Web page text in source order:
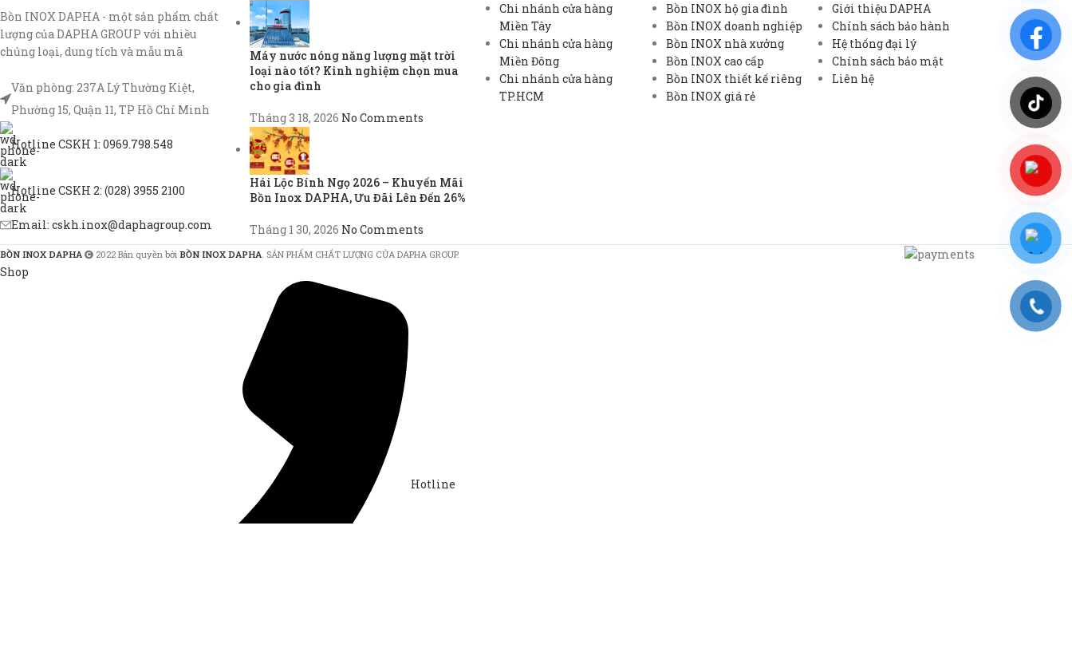
Bồn INOX DAPHA - một sản phẩm chất
lượng của DAPHA GROUP với nhiều
chủng loại, dung tích và mẫu mã
Văn phòng: 237A Lý Thường Kiệt,
Phường 15, Quận 11, TP Hồ Chí Minh
Hotline CSKH 1: 0969.798.548
Hotline CSKH 2: (028) 3955 2100
Email: cskh.inox@daphagroup.com
Máy nước nóng năng lượng mặt trời
loại nào tốt? Kinh nghiệm chọn mua
cho gia đình
Tháng 3 18, 2026 No Comments
Hái Lộc Bính Ngọ 2026 – Khuyến Mãi
Bồn Inox DAPHA, Ưu Đãi Lên Đến 26%
Tháng 1 30, 2026 No Comments
Chi nhánh cửa hàng
Miền Tây
Chi nhánh cửa hàng
Miền Đông
Chi nhánh cửa hàng
TP.HCM
Bồn INOX hộ gia đình
Bồn INOX doanh nghiệp
Bồn INOX nhà xưởng
Bồn INOX cao cấp
Bồn INOX thiết kế riêng
Bồn INOX giá rẻ
Giới thiệu DAPHA
Chính sách bảo hành
Hệ thống đại lý
Chính sách bảo mật
Liên hệ
BỒN INOX DAPHA 2022 Bản quyền bởi BỒN INOX DAPHA. SẢN PHẨM CHẤT LƯỢNG CỦA DAPHA GROUP.
Shop
Hotline